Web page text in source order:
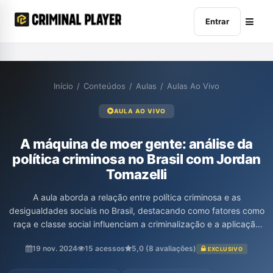
Entrar
Início / Conteúdos / Aulas / Aulas Ao Vivo
AULA AO VIVO
A máquina de moer gente: análise da
política criminosa no Brasil com Jordan
Tomazelli
A aula aborda a relação entre política criminosa e as
desigualdades sociais no Brasil, destacando como fatores como
raça e classe social influenciam a criminalização e a aplicação
criminologia, a psicanálise e a análise econômica do direito,
19 nov. 2024 15 acessos 5,0 (8 avaliações) EXCLUSIVO